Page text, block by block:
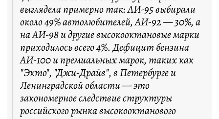
выглядела примерно так: АИ-95 выбирали
около 49% автолюбителей, АИ-92 — 30%, а
на АИ-98 и другие высокооктановые марки
приходилось всего 4%. Дефицит бензина
АИ-100 и премиальных марок, таких как
"Экто", "Джи-Драйв", в Петербурге и
Ленинградской области — это
закономерное следствие структуры
российского рынка высокооктанового